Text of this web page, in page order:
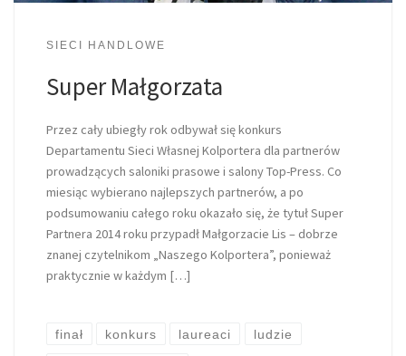
SIECI HANDLOWE
Super Małgorzata
Przez cały ubiegły rok odbywał się konkurs
Departamentu Sieci Własnej Kolportera dla partnerów
prowadzących saloniki prasowe i salony Top-Press. Co
miesiąc wybierano najlepszych partnerów, a po
podsumowaniu całego roku okazało się, że tytuł Super
Partnera 2014 roku przypadł Małgorzacie Lis – dobrze
znanej czytelnikom „Naszego Kolportera”, ponieważ
praktycznie w każdym […]
finał konkurs laureaci ludzie